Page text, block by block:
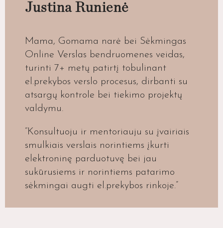
Justina Runienė
Mama, Gomama narė bei Sėkmingas
Online Verslas bendruomenes veidas,
turinti 7+ metų patirtį tobulinant
el.prekybos verslo procesus, dirbanti su
atsargų kontrole bei tiekimo projektų
valdymu.
“Konsultuoju ir mentoriauju su įvairiais
smulkiais verslais norintiems įkurti
elektroninę parduotuvę bei jau
sukūrusiems ir norintiems patarimo
sėkmingai augti el.prekybos rinkoje.”